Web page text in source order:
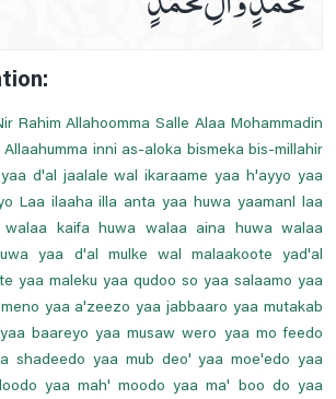
Rahim Allahoomma Salle Alaa Mohammadin
Allaahumma inni as-aloka bismeka bis-millahir
d'al jaalale wal ikaraame yaa h'ayyo yaa
Laa ilaaha illa anta yaa huwa yaamanl laa
walaa kaifa huwa walaa aina huwa walaa
yaa d'al mulke wal malaakoote yad'al
yaa maleku yaa qudoo so yaa salaamo yaa
yaa a'zeezo yaa jabbaaro yaa mutakab
baareyo yaa musaw wero yaa mo feedo
shadeedo yaa mub deo' yaa moe'edo yaa
yaa mah' moodo yaa ma' boo do yaa